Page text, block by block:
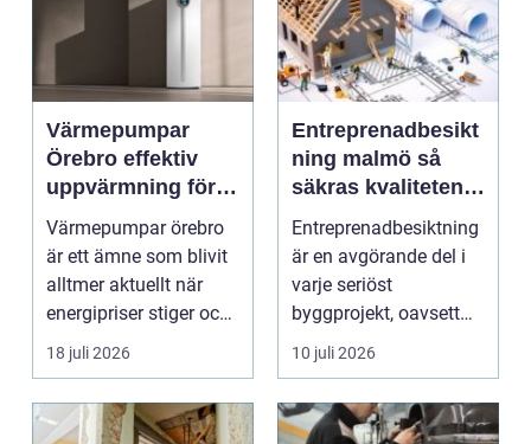
Värmepumpar
Örebro effektiv
uppvärmning för
hus och
fastigheter
Värmepumpar örebro
är ett ämne som blivit
alltmer aktuellt när
energipriser stiger och
fler vill sän...
18 juli 2026
Entreprenadbesikt
ning malmö så
säkras kvaliteten i
byggprojekt
Entreprenadbesiktning
är en avgörande del i
varje seriöst
byggprojekt, oavsett
om det handlar om en
10 juli 2026